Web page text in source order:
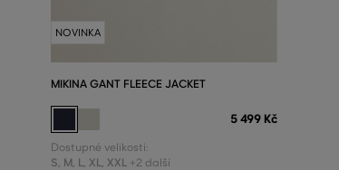
NOVINKA
MIKINA GANT FLEECE JACKET
5 499 Kč
Dostupné velikosti:
S, M, L, XL, XXL +2 další